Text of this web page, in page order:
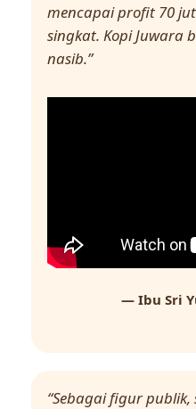
mencapai profit 70
singkat. Kopi Juwara
nasib.”
— Ibu Sri
“Sebagai figur